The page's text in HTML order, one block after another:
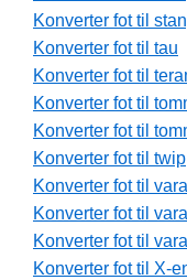
Konverter fot til
Konverter fot til tau
Konverter fot til
Konverter fot til
Konverter fot til
Konverter fot til twip
Konverter fot til
Konverter fot til
Konverter fot til
Konverter fot til X-